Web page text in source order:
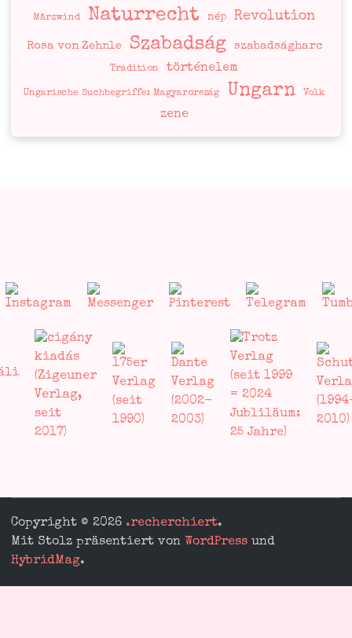
Märzwind Naturrecht nép Revolution
Rosa von Zehnle Szabadság szabadságharc
Tradition történelem
Ungarische Suchbegriffe: Magyarország Ungarn Volk
zene
Copyright © 2026 .recherchiert.
Mit Stolz präsentiert von WordPress und
HybridMag.